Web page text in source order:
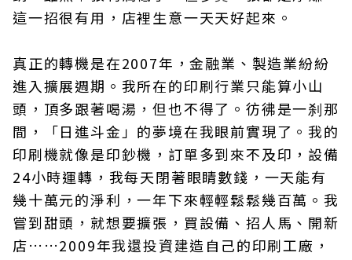
這一招很有用，店裡生意一天天好起來。
真正的轉機是在2007年，金融業、製造業紛紛
進入擴展週期。我所在的印刷行業只能算小山
頭，頂多跟著喝湯，但也不得了。彷彿是一刹那
間，「日進斗金」的夢境在我眼前實現了。我的
印刷機就像是印鈔機，訂單多到來不及印，設備
24小時運轉，我每天閉著眼睛數錢，一天能有
幾十萬元的淨利，一年下來輕輕鬆鬆幾百萬。我
嘗到甜頭，就想要擴張，買設備、招人馬、開新
店……2009年我還投資建造自己的印刷工廠，